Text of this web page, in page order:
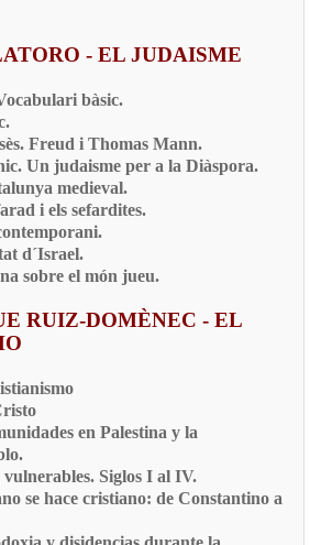
- EL JUDAISME
bàsic.
Freud i Thomas Mann.
Un judaisme per a la Diàspora.
medieval.
i els sefardites.
d´Israel.
sobre el món jueu.
RUIZ-DOMÈNEC - EL
en Palestina y la
vulnerables. Siglos I al IV.
se hace cristiano: de Constantino a